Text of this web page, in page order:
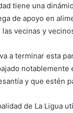
tiene una
de apoyo en
vecinas y
a terminar esta
y que estén
de La Ligua